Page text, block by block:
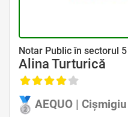
Notar Public în sectorul 5
Alina Turturică
AEQUO | Cișmigiu